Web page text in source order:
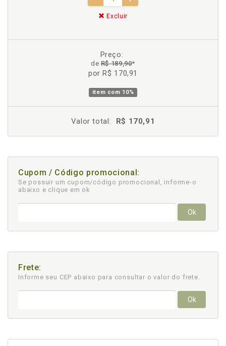
Excluir
Preço:
deR$ 189,90*
por R$ 170,91
item com 10%
Valor total: R$ 170,91
Cupom / Código promocional:
Se possuir um cupom/código promocional, informe-o
abaixo e clique em ok
Ok
Frete:
Informe seu CEP abaixo para consultar o valor do frete.
Ok